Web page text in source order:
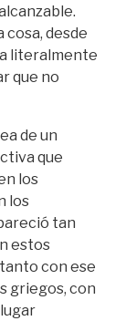
cosa, desde
literalmente
que no
de un
que
los
los
tan
estos
con ese
griegos, con